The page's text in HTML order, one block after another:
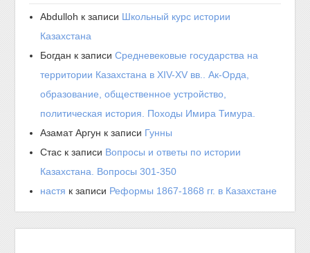
Abdulloh к записи Школьный курс истории
Казахстана
Богдан к записиСредневековые государства на
территории Казахстана в XIV-XV вв.. Ак-Орда,
образование, общественное устройство,
политическая история. Походы Имира Тимура.
Азамат Аргун к записи Гунны
Стас к записи Вопросы и ответы по истории
Казахстана. Вопросы 301-350
настя к записи Реформы 1867-1868 гг. в Казахстане